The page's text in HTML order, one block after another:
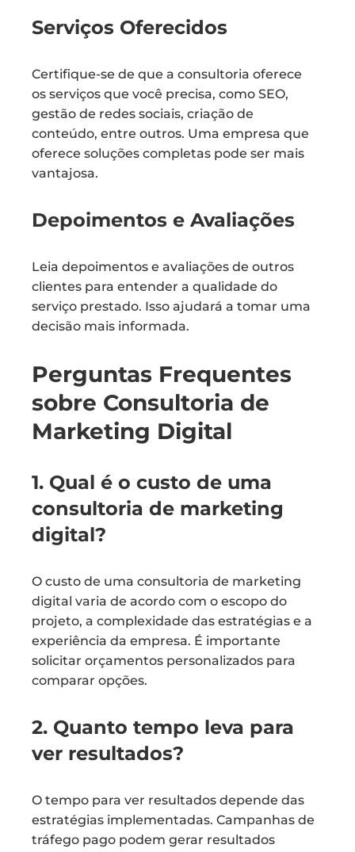
Serviços Oferecidos
Certifique-se de que a consultoria oferece
os serviços que você precisa, como SEO,
gestão de redes sociais, criação de
conteúdo, entre outros. Uma empresa que
oferece soluções completas pode ser mais
vantajosa.
Depoimentos e Avaliações
Leia depoimentos e avaliações de outros
clientes para entender a qualidade do
serviço prestado. Isso ajudará a tomar uma
decisão mais informada.
Perguntas Frequentes
sobre Consultoria de
Marketing Digital
1. Qual é o custo de uma
consultoria de marketing
digital?
O custo de uma consultoria de marketing
digital varia de acordo com o escopo do
projeto, a complexidade das estratégias e a
experiência da empresa. É importante
solicitar orçamentos personalizados para
comparar opções.
2. Quanto tempo leva para
ver resultados?
O tempo para ver resultados depende das
estratégias implementadas. Campanhas de
tráfego pago podem gerar resultados